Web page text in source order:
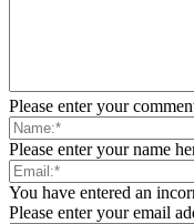
Please enter your
Please enter your name
You have entered an
Please enter your email